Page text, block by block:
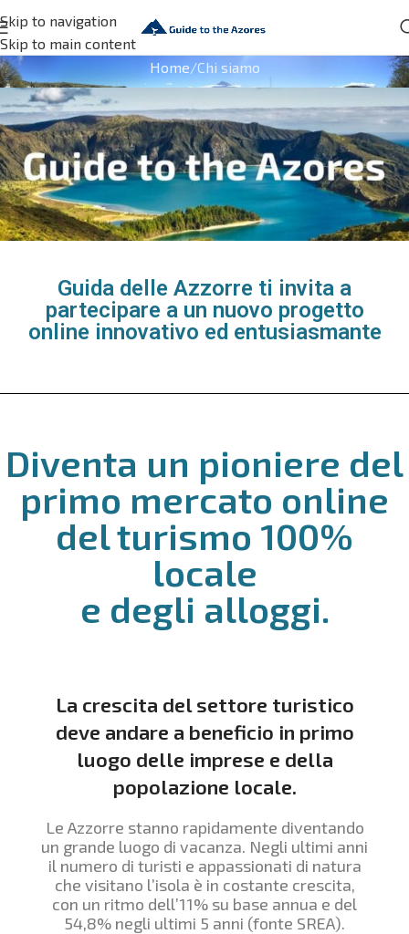
Skip to navigation
Skip to main content
Home Chi siamo
Guida delle Azzorre ti invita a
partecipare a un nuovo progetto
online innovativo ed entusiasmante
Diventa un pioniere del
primo mercato online
del turismo 100%
locale
e degli alloggi.
La crescita del settore turistico
deve andare a beneficio in primo
luogo delle imprese e della
popolazione locale.
Le Azzorre stanno rapidamente diventando
un grande luogo di vacanza. Negli ultimi anni
il numero di turisti e appassionati di natura
che visitano l’isola è in costante crescita,
con un ritmo dell’11% su base annua e del
54,8% negli ultimi 5 anni (fonte SREA).